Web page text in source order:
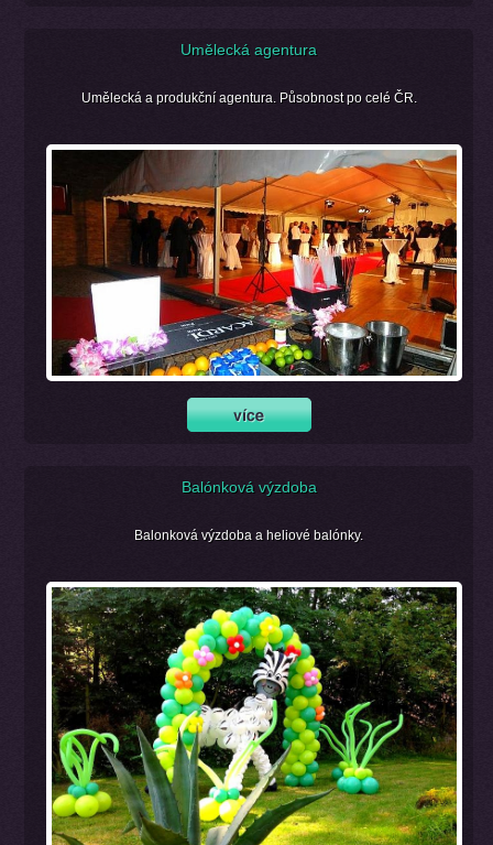
Umělecká agentura
Umělecká a produkční agentura. Působnost po celé ČR.
Balónková výzdoba
Balonková výzdoba a heliové balónky.